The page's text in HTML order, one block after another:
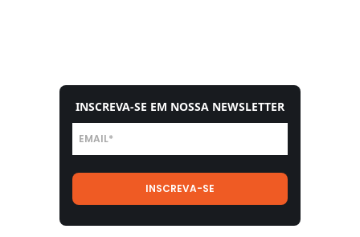
INSCREVA-SE EM NOSSA NEWSLETTER